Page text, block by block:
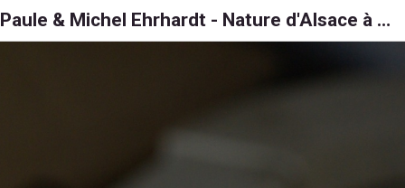
Paule & Michel Ehrhardt - Nature d'Alsace à 6, 8 et 1000 pattes